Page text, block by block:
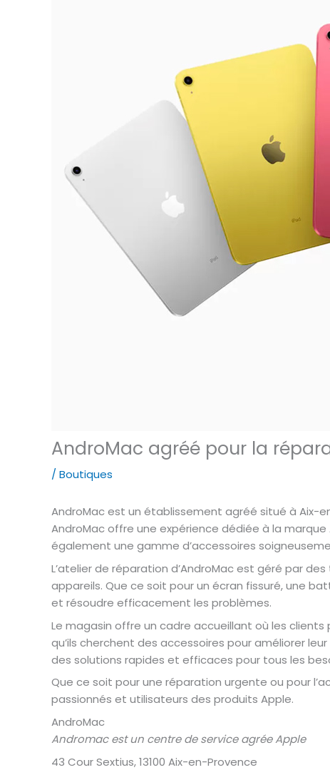
AndroMac agréé pour la
/ Boutiques
AndroMac est un établissement agréé situé à Aix-
AndroMac offre une expérience dédiée à la
également une gamme d’accessoires
L’atelier de réparation d’AndroMac est géré par
appareils. Que ce soit pour un écran fissuré, une
et résoudre efficacement les problèmes.
Le magasin offre un cadre accueillant où les
qu’ils cherchent des accessoires pour améliorer
des solutions rapides et efficaces pour tous les
Que ce soit pour une réparation urgente ou pour
passionnés et utilisateurs des produits Apple.
AndroMac
Andromac est un centre de service agrée Apple
43 Cour Sextius, 13100 Aix-en-Provence